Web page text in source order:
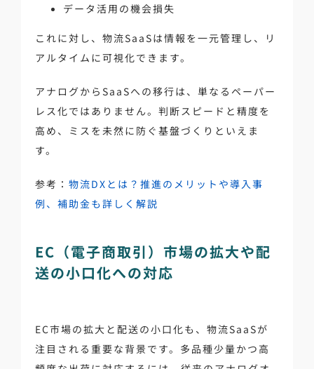
データ活用の機会損失
これに対し、物流SaaSは情報を一元管理し、リ
アルタイムに可視化できます。
アナログからSaaSへの移行は、単なるペーパー
レス化ではありません。判断スピードと精度を
高め、ミスを未然に防ぐ基盤づくりといえま
す。
参考： 物流DXとは？推進のメリットや導入事
例、補助金も詳しく解説
EC（電子商取引）市場の拡大や配
送の小口化への対応
EC市場の拡大と配送の小口化も、物流SaaSが
注目される重要な背景です。多品種少量かつ高